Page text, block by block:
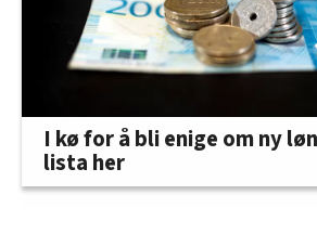
I kø for å bli enige om ny
lista her